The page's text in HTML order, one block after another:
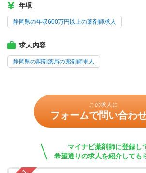
年収
静岡県の年収600万円以上の薬剤師求人
求人内容
静岡県の調剤薬局の薬剤師求人
この求人に
フォームで問い合わ
マイナビ薬剤師に登録し
希望通りの求人を紹介しても